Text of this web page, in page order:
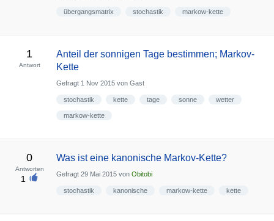
übergangsmatrix stochastik markow-kette
1
Antwort
Anteil der sonnigen Tage bestimmen; Markov-
Kette
Gefragt 1 Nov 2015 von Gast
stochastik kette tage sonne wetter
markow-kette
0
Antworten
1
Was ist eine kanonische Markov-Kette?
Gefragt 29 Mai 2015 von Obitobi
stochastik kanonische markow-kette kette